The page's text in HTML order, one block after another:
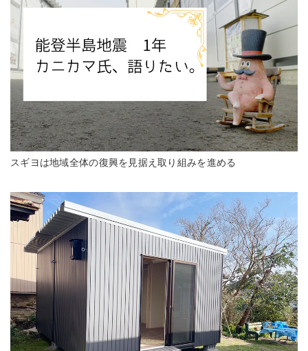
スギヨは地域全体の復興を見据え取り組みを進める